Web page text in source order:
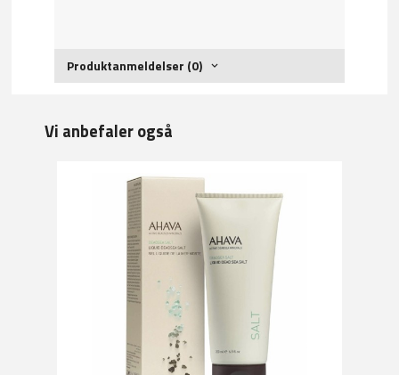
Produktanmeldelser (0)
Vi anbefaler også